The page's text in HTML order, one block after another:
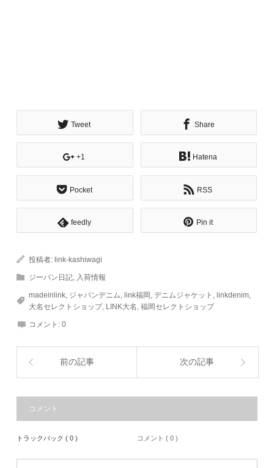
Tweet Share
+1 Hatena
Pocket RSS
feedly Pin it
投稿者:link-kashiwagi
ジーパン日記 入荷情報
madeinlink ジャパンデニム ,link福岡 ,デニムジャケット ,linkdenim
大名セレクトショップ, LINK大名 ,福岡セレクトショップ
コメント:0
前の記事 次の記事
コメント
トラックバック ( 0 ) コメント ( 0 )